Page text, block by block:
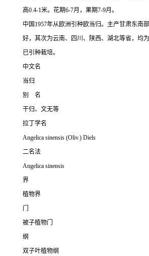
高0.4-1米。花期6-7月，果期7-9月。
中国1957年从欧洲引种欧当归。主产甘肃东南
好，其次为云南、四川、陕西、湖北等省，均
已引种栽培。
中文名
当归
别 名
干归、文无等
拉丁学名
Angelica sinensis (Oliv.) Diels
二名法
Angelica sinensis
界
植物界
门
被子植物门
纲
双子叶植物纲